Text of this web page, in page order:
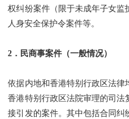
权纠纷案件（限于未成年子女监
人身安全保护令案件等。
2．民商事案件（一般情况）
依据内地和香港特别行政区法律
香港特别行政区法院审理的司法
接引发的案件。其中包括合同纠